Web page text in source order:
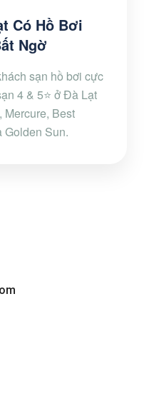
Có Hồ Bơi
Ngờ
sạn hồ bơi cực
4 & 5⭐ ở Đà Lạt
Mercure, Best
Golden Sun.